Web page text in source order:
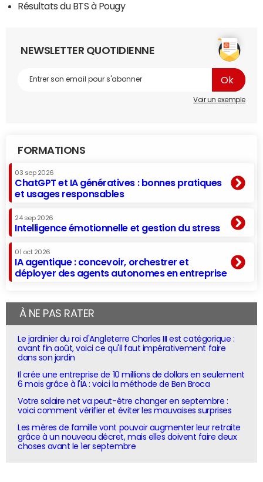
Résultats du BTS à Pougy
NEWSLETTER QUOTIDIENNE
Voir un exemple
FORMATIONS
03 sep 2026
ChatGPT et IA génératives : bonnes pratiques
et usages responsables
24 sep 2026
Intelligence émotionnelle et gestion du stress
01 oct 2026
IA agentique : concevoir, orchestrer et
déployer des agents autonomes en entreprise
À NE PAS RATER
Le jardinier du roi d'Angleterre Charles III est catégorique :
avant fin août, voici ce qu'il faut impérativement faire
dans son jardin
Il crée une entreprise de 10 millions de dollars en seulement
6 mois grâce à l'IA : voici la méthode de Ben Broca
Votre salaire net va peut-être changer en septembre :
voici comment vérifier et éviter les mauvaises surprises
Les mères de famille vont pouvoir augmenter leur retraite
grâce à un nouveau décret, mais elles doivent faire deux
choses avant le 1er septembre